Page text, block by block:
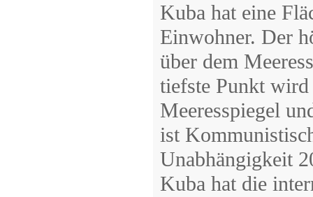
Kuba hat eine
Einwohner. Der
über dem
tiefste Punkt wird
Meeresspiegel
ist
Unabhängigkeit
Kuba hat die